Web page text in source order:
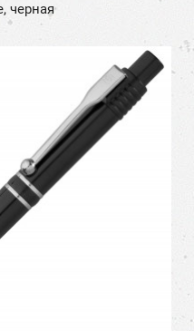
черная